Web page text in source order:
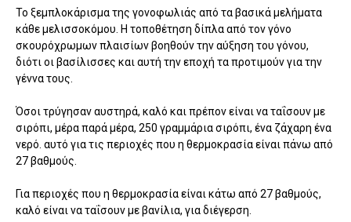
Το ξεμπλοκάρισμα της γονοφωλιάς από τα βασικά μελήματα
κάθε μελισσοκόμου. Η τοποθέτηση δίπλα από τον γόνο
σκουρόχρωμων πλαισίων βοηθούν την αύξηση του γόνου,
διότι οι βασίλισσες και αυτή την εποχή τα προτιμούν για την
γέννα τους.
Όσοι τρύγησαν αυστηρά, καλό και πρέπον είναι να ταΐσουν με
σιρόπι, μέρα παρά μέρα, 250 γραμμάρια σιρόπι, ένα ζάχαρη ένα
νερό. αυτό για τις περιοχές που η θερμοκρασία είναι πάνω από
27 βαθμούς.
Για περιοχές που η θερμοκρασία είναι κάτω από 27 βαθμούς,
καλό είναι να ταΐσουν με βανίλια, για διέγερση.